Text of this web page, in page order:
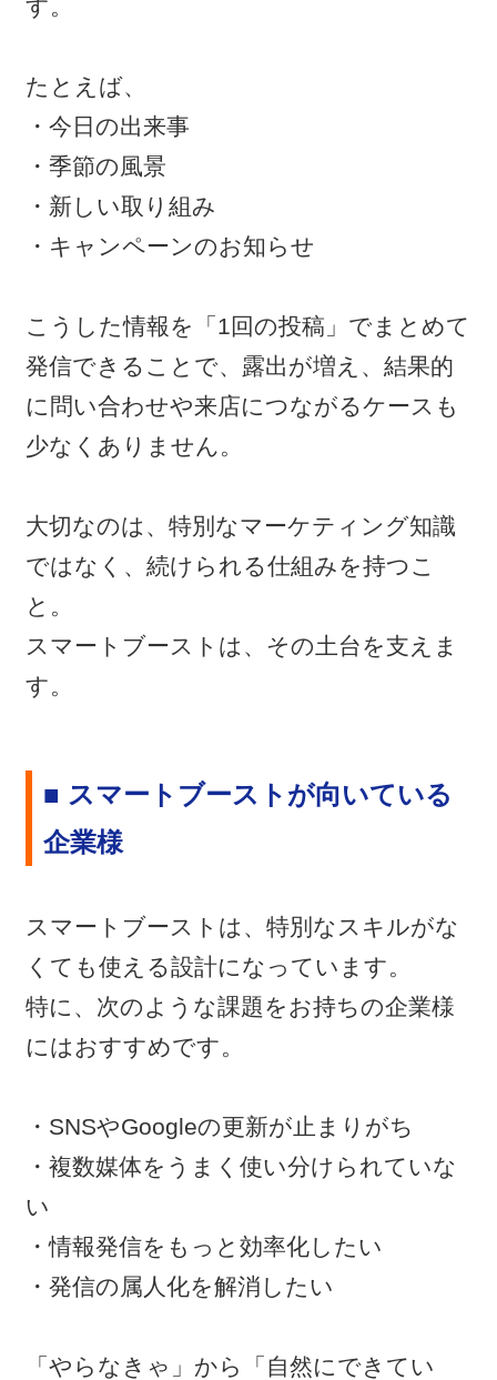
す。
たとえば、
・今日の出来事
・季節の風景
・新しい取り組み
・キャンペーンのお知らせ
こうした情報を「1回の投稿」でまとめて
発信できることで、露出が増え、結果的
に問い合わせや来店につながるケースも
少なくありません。
大切なのは、特別なマーケティング知識
ではなく、続けられる仕組みを持つこ
と。
スマートブーストは、その土台を支えま
す。
■ スマートブーストが向いている
企業様
スマートブーストは、特別なスキルがな
くても使える設計になっています。
特に、次のような課題をお持ちの企業様
にはおすすめです。
・SNSやGoogleの更新が止まりがち
・複数媒体をうまく使い分けられていな
い
・情報発信をもっと効率化したい
・発信の属人化を解消したい
「やらなきゃ」から「自然にできてい